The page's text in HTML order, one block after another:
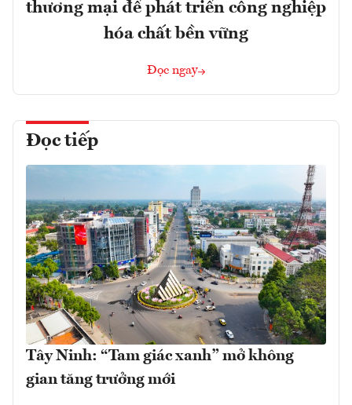
thương mại để phát triển công nghiệp
hóa chất bền vững
Đọc ngay
Đọc tiếp
Tây Ninh: “Tam giác xanh” mở không
gian tăng trưởng mới